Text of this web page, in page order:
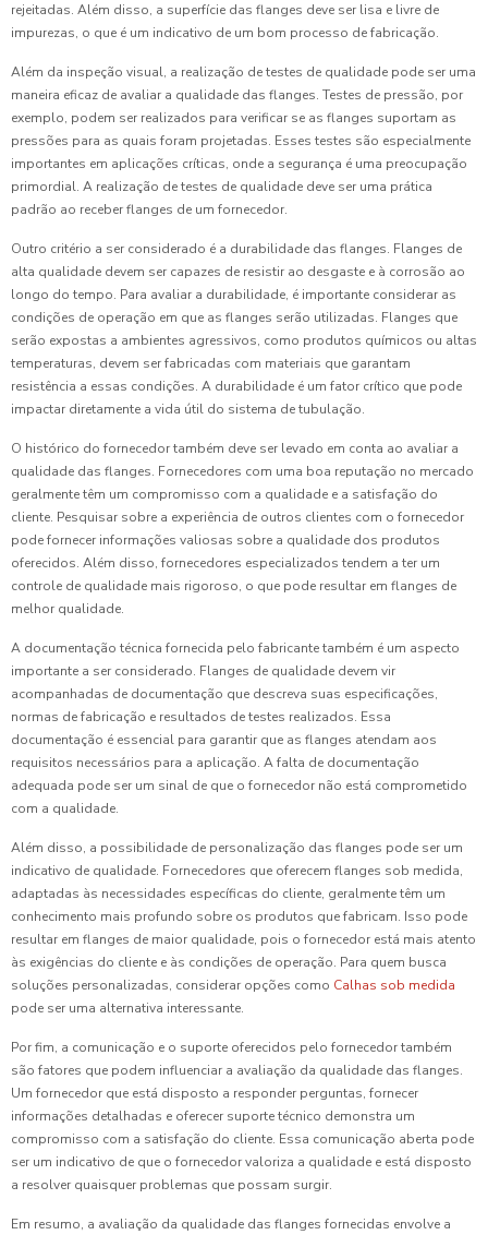
rejeitadas. Além disso, a superfície das flanges deve ser lisa e livre de
impurezas, o que é um indicativo de um bom processo de fabricação.
Além da inspeção visual, a realização de testes de qualidade pode ser uma
maneira eficaz de avaliar a qualidade das flanges. Testes de pressão, por
exemplo, podem ser realizados para verificar se as flanges suportam as
pressões para as quais foram projetadas. Esses testes são especialmente
importantes em aplicações críticas, onde a segurança é uma preocupação
primordial. A realização de testes de qualidade deve ser uma prática
padrão ao receber flanges de um fornecedor.
Outro critério a ser considerado é a durabilidade das flanges. Flanges de
alta qualidade devem ser capazes de resistir ao desgaste e à corrosão ao
longo do tempo. Para avaliar a durabilidade, é importante considerar as
condições de operação em que as flanges serão utilizadas. Flanges que
serão expostas a ambientes agressivos, como produtos químicos ou altas
temperaturas, devem ser fabricadas com materiais que garantam
resistência a essas condições. A durabilidade é um fator crítico que pode
impactar diretamente a vida útil do sistema de tubulação.
O histórico do fornecedor também deve ser levado em conta ao avaliar a
qualidade das flanges. Fornecedores com uma boa reputação no mercado
geralmente têm um compromisso com a qualidade e a satisfação do
cliente. Pesquisar sobre a experiência de outros clientes com o fornecedor
pode fornecer informações valiosas sobre a qualidade dos produtos
oferecidos. Além disso, fornecedores especializados tendem a ter um
controle de qualidade mais rigoroso, o que pode resultar em flanges de
melhor qualidade.
A documentação técnica fornecida pelo fabricante também é um aspecto
importante a ser considerado. Flanges de qualidade devem vir
acompanhadas de documentação que descreva suas especificações,
normas de fabricação e resultados de testes realizados. Essa
documentação é essencial para garantir que as flanges atendam aos
requisitos necessários para a aplicação. A falta de documentação
adequada pode ser um sinal de que o fornecedor não está comprometido
com a qualidade.
Além disso, a possibilidade de personalização das flanges pode ser um
indicativo de qualidade. Fornecedores que oferecem flanges sob medida,
adaptadas às necessidades específicas do cliente, geralmente têm um
conhecimento mais profundo sobre os produtos que fabricam. Isso pode
resultar em flanges de maior qualidade, pois o fornecedor está mais atento
às exigências do cliente e às condições de operação. Para quem busca
soluções personalizadas, considerar opções como Calhas sob medida
pode ser uma alternativa interessante.
Por fim, a comunicação e o suporte oferecidos pelo fornecedor também
são fatores que podem influenciar a avaliação da qualidade das flanges.
Um fornecedor que está disposto a responder perguntas, fornecer
informações detalhadas e oferecer suporte técnico demonstra um
compromisso com a satisfação do cliente. Essa comunicação aberta pode
ser um indicativo de que o fornecedor valoriza a qualidade e está disposto
a resolver quaisquer problemas que possam surgir.
Em resumo, a avaliação da qualidade das flanges fornecidas envolve a